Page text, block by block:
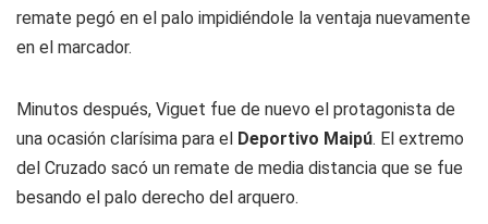
remate pegó en el palo impidiéndole la ventaja nuevamente
en el marcador.
Minutos después, Viguet fue de nuevo el protagonista de
una ocasión clarísima para el Deportivo Maipú. El extremo
del Cruzado sacó un remate de media distancia que se fue
besando el palo derecho del arquero.